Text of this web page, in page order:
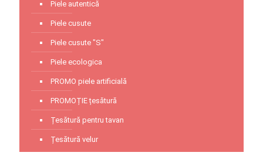
Piele autentică
Piele cusute
Piele cusute "S"
Piele ecologica
PROMO piele artificială
PROMOȚIE țesătură
Țesătură pentru tavan
Țesătură velur